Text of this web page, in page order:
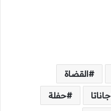
القضاة
جاناتا حفلة